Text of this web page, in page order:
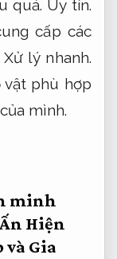
quả. Uy tín.
cấp các
Xử lý nhanh.
vật phù hợp
mình.
minh
Hiện
và Gia